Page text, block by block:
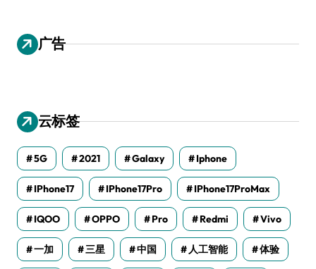
广告
云标签
5G 2021 Galaxy Iphone
IPhone17 IPhone17Pro IPhone17ProMax
IQOO OPPO Pro Redmi Vivo
一加 三星 中国 人工智能 体验